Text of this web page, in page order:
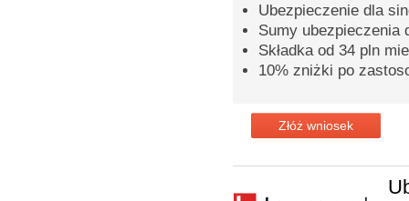
Ubezpieczenie dla
Sumy ubezpieczenia
Składka od 34 pln
10% zniżki po
Złóż wniosek